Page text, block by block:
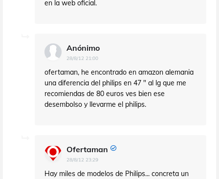
en la web oficial.
Anónimo
28/8/12 21:00
ofertaman, he encontrado en amazon alemania
una diferencia del philips en 47 " al lg que me
recomiendas de 80 euros ves bien ese
desembolso y llevarme el philips.
Ofertaman
28/8/12 23:29
Hay miles de modelos de Philips... concreta un